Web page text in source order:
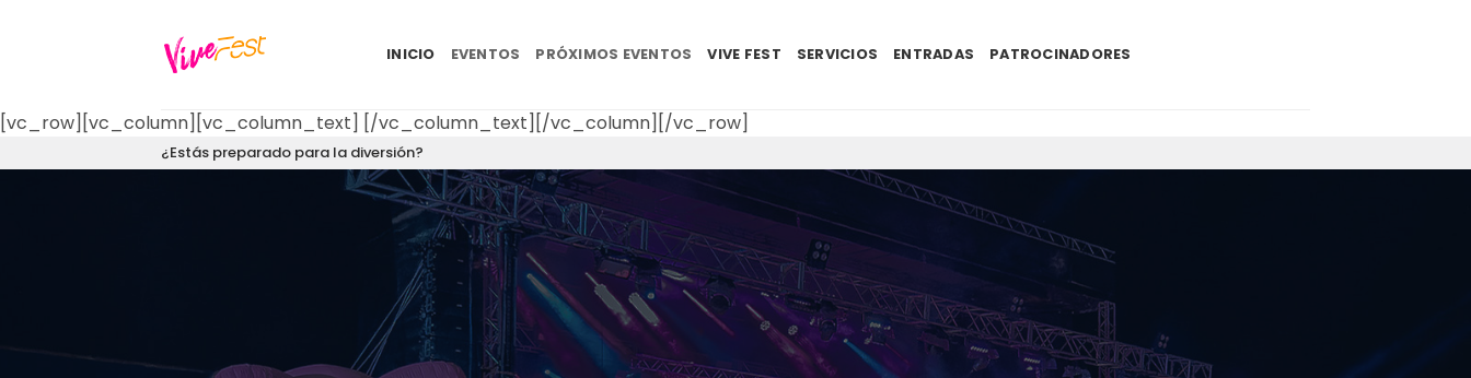
INICIO EVENTOS PRÓXIMOS EVENTOS VIVE FEST SERVICIOS ENTRADAS PATROCINADORES
[vc_row][vc_column][vc_column_text] [/vc_column_text][/vc_column][/vc_row]
¿Estás preparado para la diversión?